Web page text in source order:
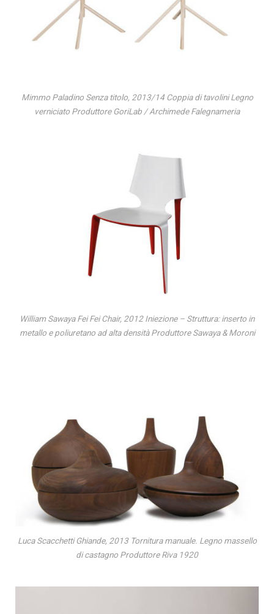
Mimmo Paladino Senza titolo, 2013/14 Coppia di tavolini Legno
verniciato Produttore GoriLab / Archimede Falegnameria
William Sawaya Fei Fei Chair, 2012 Iniezione – Struttura: inserto in
metallo e poliuretano ad alta densità Produttore Sawaya & Moroni
Luca Scacchetti Ghiande, 2013 Tornitura manuale. Legno massello
di castagno Produttore Riva 1920